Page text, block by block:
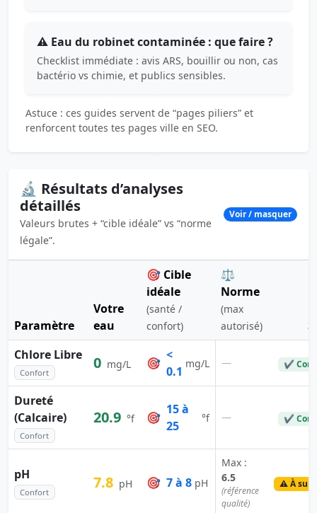
⚠️ Eau du robinet contaminée : que faire ?
Checklist immédiate : avis ARS, bouillir ou non, cas
bactério vs chimie, et publics sensibles.
Astuce : ces guides servent de “pages piliers” et
renforcent toutes tes pages ville en SEO.
🔬 Résultats d’analyses
détaillés
Valeurs brutes + “cible idéale” vs “norme
légale”.
Voir / masquer
Paramètre
Votre
eau
🎯 Cible
idéale
(santé /
confort)
⚖️
Norme
(max
autorisé)
Chlore Libre
Confort
0 mg/L 🎯
<
0.1
mg/L — ✔
Dureté
(Calcaire)
Confort
20.9 °f 🎯
15 à
25
°f — ✔
pH
Confort
7.8 pH 🎯 7 à 8 pH
Max :
6.5
(référence
qualité)
⚠️ À